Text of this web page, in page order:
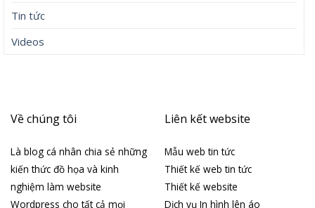
Tin tức
Videos
Về chúng tôi
Là blog cá nhân chia sẻ những
kiến thức đồ họa và kinh
nghiệm làm website
Wordpress cho tất cả mọi
Liên kết website
Mẫu web tin tức
Thiết kế web tin tức
Thiết kế website
Dịch vụ In hình lên áo